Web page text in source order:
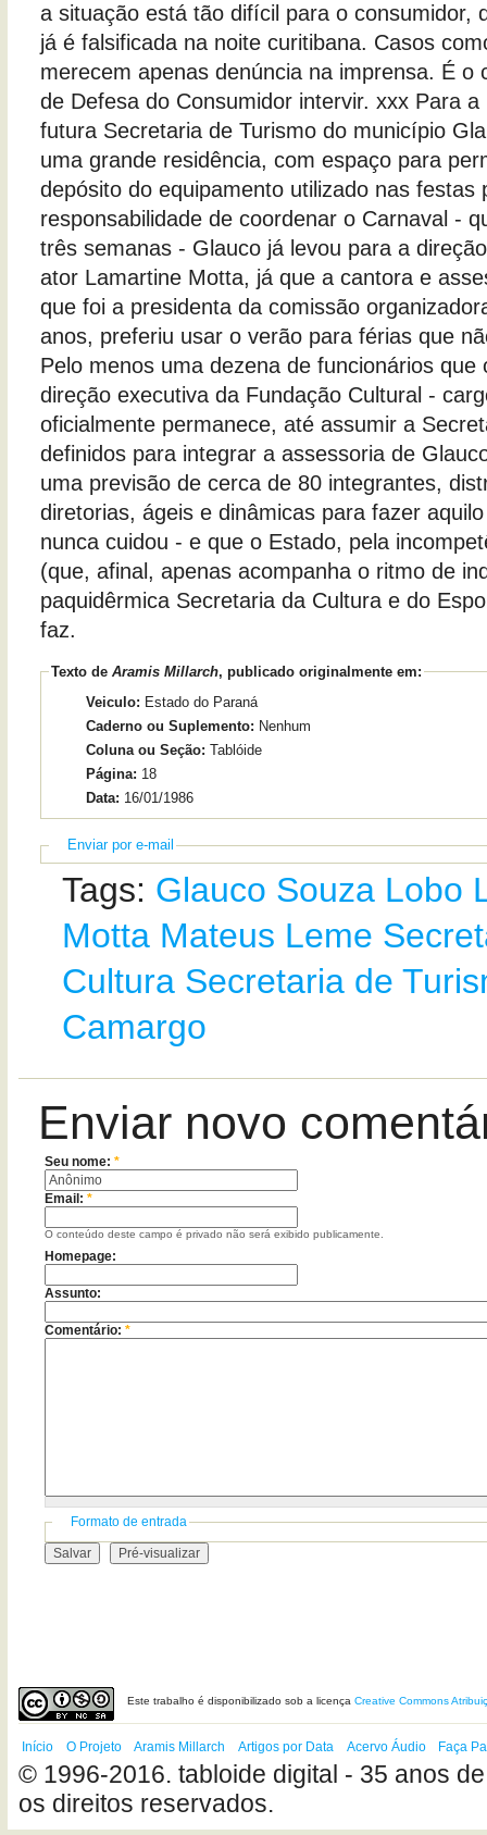
a situação está tão difícil para o consumidor,
já é falsificada na noite curitibana. Casos
merecem apenas denúncia na imprensa. É o
de Defesa do Consumidor intervir. xxx Para a
futura Secretaria de Turismo do município
uma grande residência, com espaço para
depósito do equipamento utilizado nas festas
responsabilidade de coordenar o Carnaval -
três semanas - Glauco já levou para a
ator Lamartine Motta, já que a cantora e
que foi a presidenta da comissão
anos, preferiu usar o verão para férias que
Pelo menos uma dezena de funcionários que
direção executiva da Fundação Cultural -
oficialmente permanece, até assumir a
definidos para integrar a assessoria de
uma previsão de cerca de 80 integrantes,
diretorias, ágeis e dinâmicas para fazer
nunca cuidou - e que o Estado, pela
(que, afinal, apenas acompanha o ritmo de
paquidêrmica Secretaria da Cultura e do
faz.
Texto de Aramis Millarch, publicado originalmente em:
Veiculo: Estado do Paraná
Caderno ou Suplemento: Nenhum
Coluna ou Seção: Tablóide
Página: 18
Data: 16/01/1986
Enviar por e-mail
Tags: Glauco Souza Lobo
Motta Mateus Leme
Cultura Secretaria de
Camargo
Enviar novo
Seu nome:*
Email:*
O conteúdo deste campo é privado não será exibido publicamente.
Homepage:
Assunto:
Comentário:*
Formato de entrada
Estetrabalho é disponibilizado sob a licençaCreative Commons
Início O Projeto Aramis Millarch Artigos por Data Acervo Áudio Faça
© 1996-2016. tabloide digital - 35 anos
os direitos reservados.